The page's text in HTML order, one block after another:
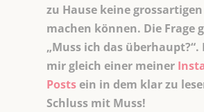
zu Hause keine
machen können. Die Frage
„Muss ich das
mir gleich einer meiner
Postsein in dem klar zu
Schluss mit Muss!